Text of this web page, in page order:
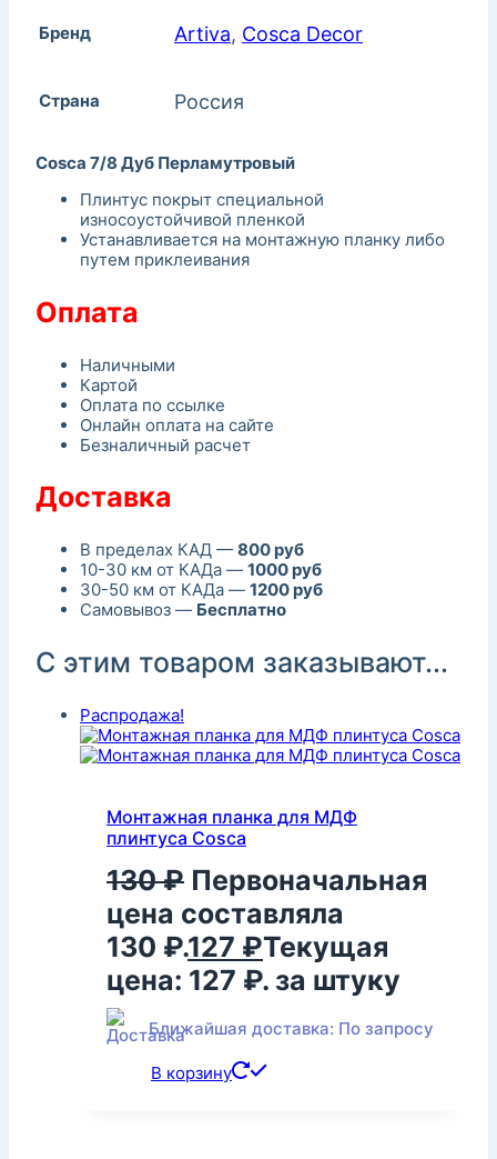
Бренд Artiva, Cosca Decor
Страна Россия
Cosca 7/8 Дуб Перламутровый
Плинтус покрыт специальной
износоустойчивой пленкой
Устанавливается на монтажную планку либо
путем приклеивания
Оплата
Наличными
Картой
Оплата по ссылке
Онлайн оплата на сайте
Безналичный расчет
Доставка
В пределах КАД — 800 руб
10-30 км от КАДа — 1000 руб
30-50 км от КАДа — 1200 руб
Самовывоз — Бесплатно
С этим товаром заказывают...
Распродажа!
Монтажная планка для МДФ
плинтуса Cosca
130₽ Первоначальная
цена составляла
130 ₽.127 ₽Текущая
цена: 127 ₽. за штуку
Ближайшая доставка: По запросу
В корзину